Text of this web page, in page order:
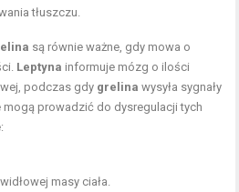
tłuszczu.
są równie ważne, gdy mowa o
Leptyna informuje mózg o ilości
podczas gdy grelina wysyła sygnały
mogą prowadzić do dysregulacji tych
masy ciała.